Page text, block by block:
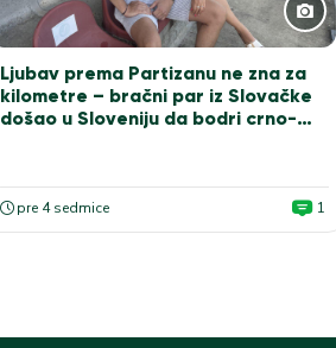
Ljubav prema Partizanu ne zna za
kilometre – bračni par iz Slovačke
došao u Sloveniju da bodri crno-
pre 4 sedmice 1